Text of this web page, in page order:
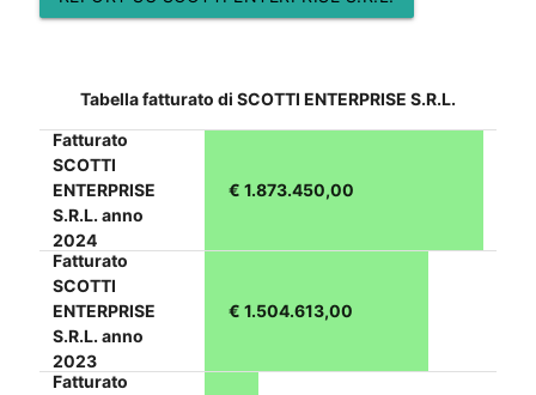
Tabella fatturato di SCOTTI ENTERPRISE S.R.L.
Fatturato
SCOTTI
ENTERPRISE
S.R.L. anno
2024
€ 1.873.450,00
Fatturato
SCOTTI
ENTERPRISE
S.R.L. anno
2023
€ 1.504.613,00
Fatturato